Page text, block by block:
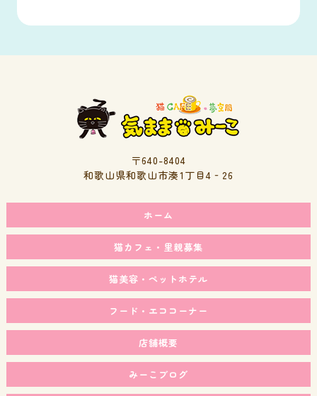
〒640-8404
和歌山県和歌山市湊1丁目4‐26
ホーム
猫カフェ・里親募集
猫美容・ペットホテル
フード・エココーナー
店舗概要
みーこブログ